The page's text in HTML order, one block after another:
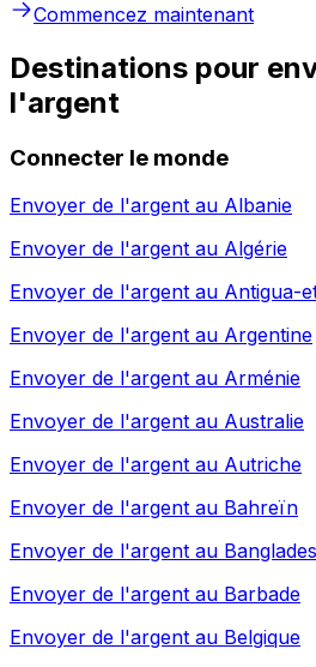
Commencez maintenant
Destinations pour
l'argent
Connecter le monde
Envoyer de l'argent au Albanie
Envoyer de l'argent au Algérie
Envoyer de l'argent au Antigua-
Envoyer de l'argent au Argentine
Envoyer de l'argent au Arménie
Envoyer de l'argent au Australie
Envoyer de l'argent au Autriche
Envoyer de l'argent au Bahreïn
Envoyer de l'argent au
Envoyer de l'argent au Barbade
Envoyer de l'argent au Belgique